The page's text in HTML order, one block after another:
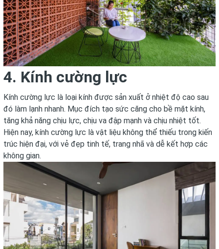
4. Kính cường lực
Kính cường lực là loại kính được sản xuất ở nhiệt độ cao sau
đó làm lạnh nhanh. Mục đích tạo sức căng cho bề mặt kính,
tăng khả năng chịu lực, chịu va đập mạnh và chịu nhiệt tốt.
Hiện nay, kính cường lực là vật liệu không thể thiếu trong kiến
trúc hiện đại, với vẻ đẹp tinh tế, trang nhã và dễ kết hợp các
không gian.